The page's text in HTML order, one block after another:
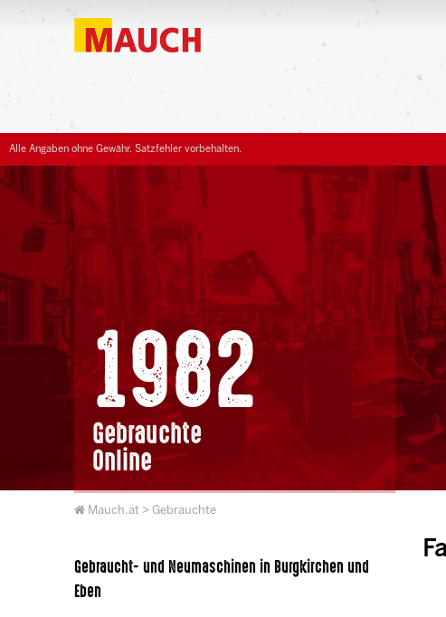
Alle Angaben ohne Gewähr. Satzfehler vorbehalten.
1982
Gebrauchte
Online
Mauch.at > Gebrauchte
Gebraucht- und Neumaschinen in Burgkirchen und
Eben